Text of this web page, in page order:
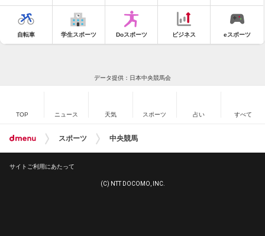
自転車 学生スポーツ Doスポーツ ビジネス eスポーツ
データ提供：日本中央競馬会
TOP ニュース 天気 スポーツ 占い すべて
スポーツ 中央競馬
サイトご利用にあたって
(C) NTT DOCOMO, INC.